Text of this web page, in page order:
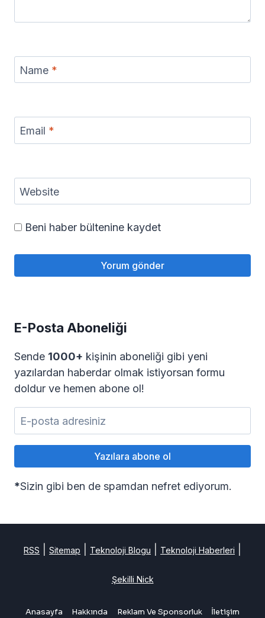
Name *
Email *
Website
Beni haber bültenine kaydet
E-Posta Aboneliği
Sende 1000+ kişinin aboneliği gibi yeni
yazılardan haberdar olmak istiyorsan formu
doldur ve hemen abone ol!
*Sizin gibi ben de spamdan nefret ediyorum.
RSS Sitemap Teknoloji Blogu Teknoloji Haberleri
Şekilli Nick
Anasayfa Hakkında Reklam Ve Sponsorluk İletişim